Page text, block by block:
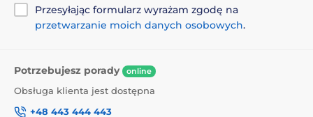
Dla malych psów Dla średnich psów
Przesyłając formularz wyrażam zgodę na
przetwarzanie moich danych osobowych.
Potrzebujesz porady online
Obsługa klienta jest dostępna
+48 443 444 443